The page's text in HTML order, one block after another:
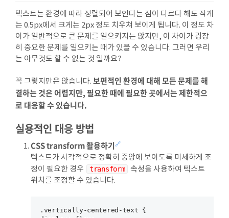
텍스트는 환경에 따라 정렬되어 보인다는 점이 다르다 해도 작게
는 0.5px에서 크게는 2px 정도 치우쳐 보이게 됩니다. 이 정도 차
이가 일반적으로 큰 문제를 일으키지는 않지만, 이 차이가 굉장
히 중요한 문제를 일으키는 때가 있을 수 있습니다. 그러면 우리
는 아무것도 할 수 없는 것 일까요?
꼭 그렇지만은 않습니다. 보편적인 환경에 대해 모든 문제를 해
결하는 것은 어렵지만, 필요한 때에 필요한 곳에서는 제한적으
로 대응할 수 있습니다.
실용적인 대응 방법
CSS transform 활용하기🔗
텍스트가 시각적으로 정확히 중앙에 보이도록 미세하게 조
정이 필요한 경우
transform
속성을 사용하여 텍스트
위치를 조정할 수 있습니다.
.vertically-centered-text {